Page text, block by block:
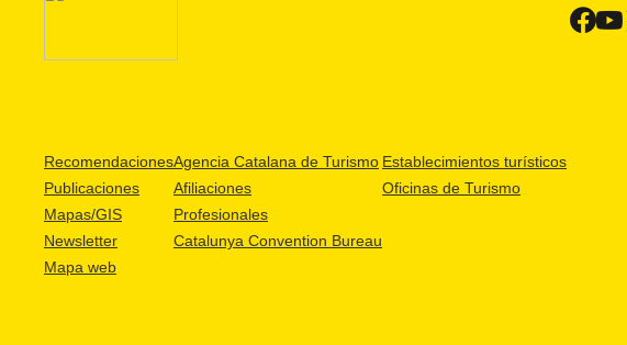
Recomendaciones
Publicaciones
Mapas/GIS
Newsletter
Mapa web
Agencia Catalana de Turismo
Afiliaciones
Profesionales
Catalunya Convention Bureau
Establecimientos turísticos
Oficinas de Turismo